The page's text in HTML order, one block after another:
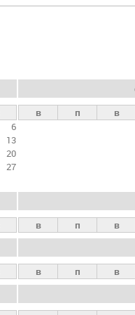
6
13
20
27
в п в
в п в
в п в